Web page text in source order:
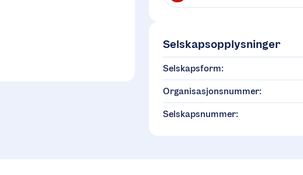
Selskapsopplysninger
Selskapsform:
Organisasjonsnummer:
Selskapsnummer: